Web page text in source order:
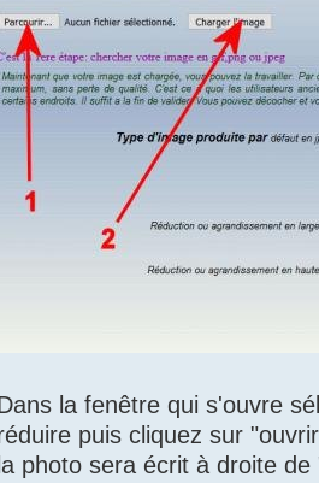
la fenêtre qui s'ouvre
puis cliquez sur
photo sera écrit à droite de